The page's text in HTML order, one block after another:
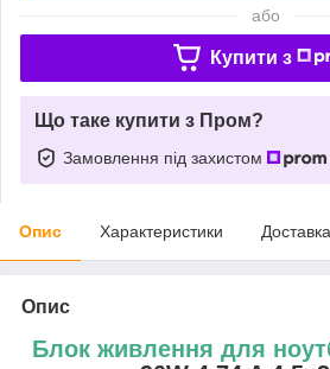
або
Купити з
Що таке купити з Пром?
Замовлення під захистом
Опис Характеристики Доставка
Опис
Блок живлення для